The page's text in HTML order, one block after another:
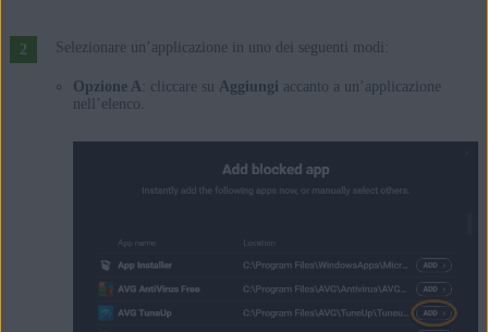
Selezionare un’applicazione in uno dei seguenti modi:
Opzione A : cliccare su Aggiungi accanto a un’applicazione
nell’elenco.